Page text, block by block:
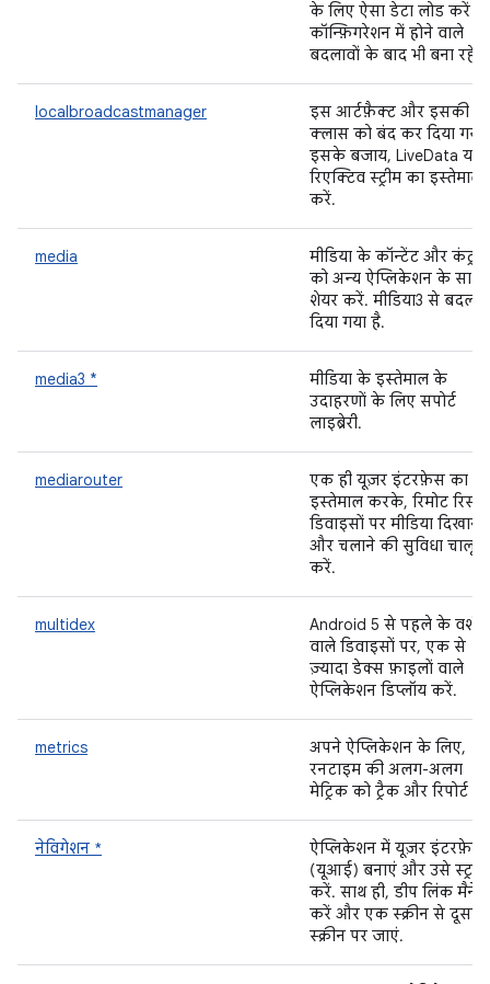
के लिए ऐसा डेटा लोड करें
कॉन्फ़िगरेशन में होने वाले
बदलावों के बाद भी बना रहे.
localbroadcastmanager
इस आर्टफ़ैक्ट और इसकी
क्लास को बंद कर दिया गया
इसके बजाय, LiveData या
रिएक्टिव स्ट्रीम का इस्तेमाल
करें.
media
मीडिया के कॉन्टेंट और
को अन्य ऐप्लिकेशन के साथ
शेयर करें. मीडिया3 से बदल
दिया गया है.
media3 *
मीडिया के इस्तेमाल के
उदाहरणों के लिए सपोर्ट
लाइब्रेरी.
mediarouter
एक ही यूज़र इंटरफ़ेस का
इस्तेमाल करके, रिमोट
डिवाइसों पर मीडिया दिखाने
और चलाने की सुविधा चालू
करें.
multidex
Android 5 से पहले के वर्शन
वाले डिवाइसों पर, एक से
ज़्यादा डेक्स फ़ाइलों वाले
ऐप्लिकेशन डिप्लॉय करें.
metrics
अपने ऐप्लिकेशन के लिए,
रनटाइम की अलग-अलग
मेट्रिक को ट्रैक और रिपोर्ट
नेविगेशन *
ऐप्लिकेशन में यूज़र इंटरफ़ेस
(यूआई) बनाएं और उसे
करें. साथ ही, डीप लिंक मैनेज
करें और एक स्क्रीन से दूसरी
स्क्रीन पर जाएं.